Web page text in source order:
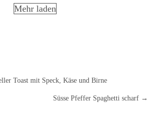
Mehr laden
Toast mit Speck, Käse und Birne
Süsse Pfeffer Spaghetti scharf →